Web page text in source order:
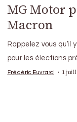
MG Motor
Macron
Rappelez vous qu’il
pour les élections
Frédéric Euvrard 1